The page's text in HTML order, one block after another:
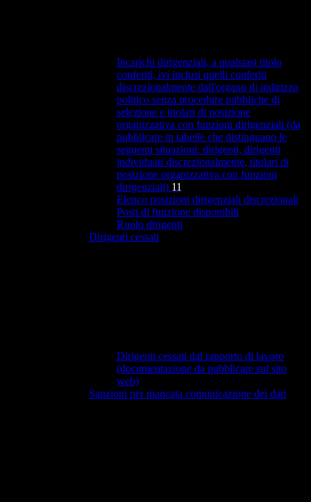
Incarichi dirigenziali, a qualsiasi titolo
conferiti, ivi inclusi quelli conferiti
discrezionalmente dall'organo di indirizzo
politico senza procedure pubbliche di
selezione e titolari di posizione
organizzativa con funzioni dirigenziali (da
pubblicare in tabelle che distinguano le
seguenti situazioni: dirigenti, dirigenti
individuati discrezionalmente, titolari di
posizione organizzativa con funzioni
dirigenziali) 11
Elenco posizioni dirigenziali discrezionali
Posti di funzione disponibili
Ruolo dirigenti
Dirigenti cessati
Dirigenti cessati dal rapporto di lavoro
(documentazione da pubblicare sul sito
web)
Sanzioni per mancata comunicazione dei dati